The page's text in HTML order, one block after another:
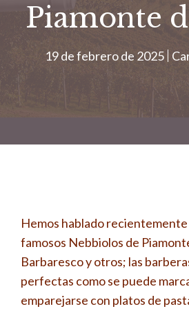
Piamonte
19 de febrero de 2025
Hemos hablado recientemente
famosos Nebbiolos de
Barbaresco y otros; las
perfectas como se puede
emparejarse con platos de